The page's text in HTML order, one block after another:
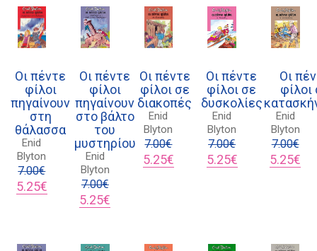
Οι πέντε
φίλοι
πηγαίνουν
στη
θάλασσα
Enid
Blyton
7.00€
Original
price
5.25€Η
τρέχουσα
Οι πέντε
φίλοι
πηγαίνουν
στο βάλτο
του
μυστηρίου
Enid
Blyton
7.00€
Original
price
5.25€
τρέχουσα
Οι πέντε
φίλοι σε
διακοπές
Enid
Blyton
7.00€
Original
price
5.25€Η
τρέχουσα
Οι πέντε
φίλοι σε
δυσκολίες
Enid
Blyton
7.00€
Original
price
5.25€Η
τρέχουσα
Οι
φίλοι
Enid
Blyton
7.00€
Original
price
5.25€